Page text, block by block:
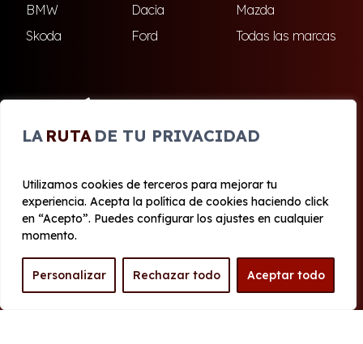
LA RUTA DE TU PRIVACIDAD
Utilizamos cookies de terceros para mejorar tu
experiencia. Acepta la política de cookies haciendo click
en “Acepto”. Puedes configurar los ajustes en cualquier
momento.
Personalizar Rechazar todo Aceptar todo
BMW
Dacia
Mazda
Skoda
Ford Todas las marcas
Dos Hermanas
© 2020 - 2026 Renting Olé
Aviso legal y Privacidad